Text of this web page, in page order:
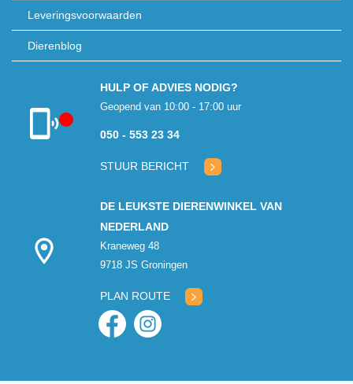
Leveringsvoorwaarden
Dierenblog
Klantenservice
HULP OF ADVIES NODIG?
Geopend van 10:00 - 17:00 uur
050 - 553 23 34
STUUR BERICHT
DE LEUKSTE DIERENWINKEL VAN
NEDERLAND
Kraneweg 48
9718 JS Groningen
PLAN ROUTE